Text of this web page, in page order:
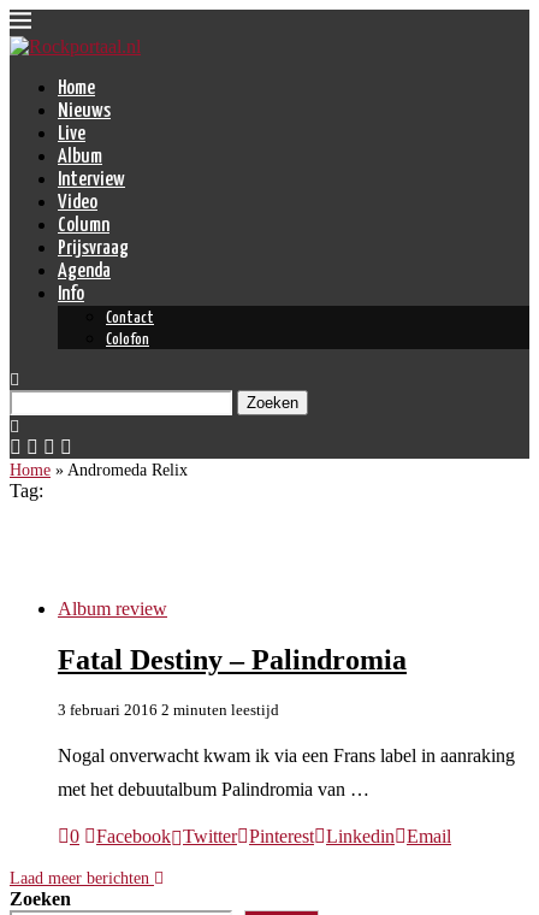
Home
Nieuws
Live
Album
Interview
Video
Column
Prijsvraag
Agenda
Info
Contact
Colofon
Zoeken
Home » Andromeda Relix
Tag:
Album review
Fatal Destiny – Palindromia
3 februari 2016 2 minuten leestijd
Nogal onverwacht kwam ik via een Frans label in aanraking
met het debuutalbum Palindromia van …
0 Facebook Twitter Pinterest Linkedin Email
Laad meer berichten
Zoeken